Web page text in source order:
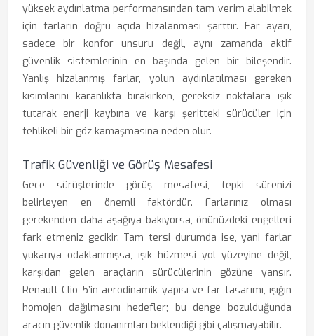
yüksek aydınlatma performansından tam verim alabilmek
için farların doğru açıda hizalanması şarttır. Far ayarı,
sadece bir konfor unsuru değil, aynı zamanda aktif
güvenlik sistemlerinin en başında gelen bir bileşendir.
Yanlış hizalanmış farlar, yolun aydınlatılması gereken
kısımlarını karanlıkta bırakırken, gereksiz noktalara ışık
tutarak enerji kaybına ve karşı şeritteki sürücüler için
tehlikeli bir göz kamaşmasına neden olur.
Trafik Güvenliği ve Görüş Mesafesi
Gece sürüşlerinde görüş mesafesi, tepki sürenizi
belirleyen en önemli faktördür. Farlarınız olması
gerekenden daha aşağıya bakıyorsa, önünüzdeki engelleri
fark etmeniz gecikir. Tam tersi durumda ise, yani farlar
yukarıya odaklanmışsa, ışık hüzmesi yol yüzeyine değil,
karşıdan gelen araçların sürücülerinin gözüne yansır.
Renault Clio 5’in aerodinamik yapısı ve far tasarımı, ışığın
homojen dağılmasını hedefler; bu denge bozulduğunda
aracın güvenlik donanımları beklendiği gibi çalışmayabilir.